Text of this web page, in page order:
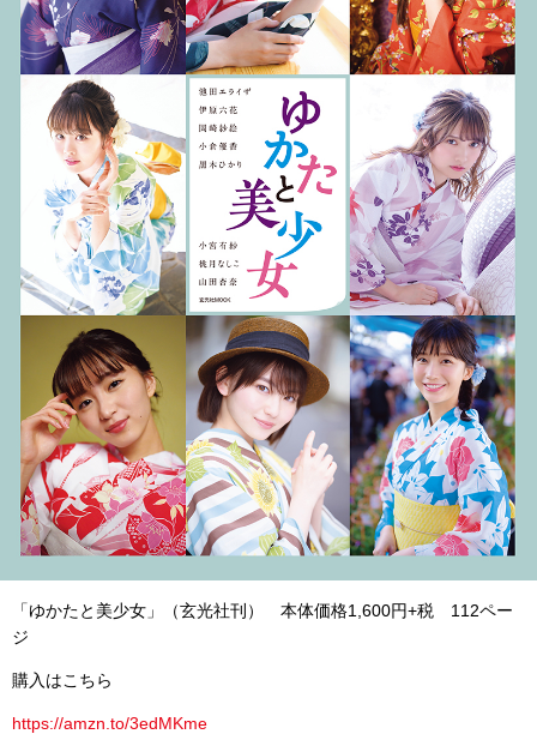
「ゆかたと美少女」（玄光社刊） 本体価格1,600円+税 112ペー
ジ
購入はこちら
https://amzn.to/3edMKme